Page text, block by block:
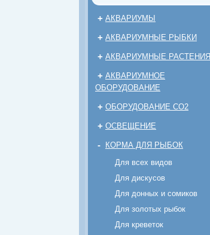
+ АКВАРИУМЫ
+ АКВАРИУМНЫЕ РЫБКИ
+ АКВАРИУМНЫЕ РАСТЕНИЯ
+ АКВАРИУМНОЕ
ОБОРУДОВАНИЕ
+ ОБОРУДОВАНИЕ CO2
+ ОСВЕЩЕНИЕ
-
КОРМА ДЛЯ РЫБОК
Для всех видов
Для дискусов
Для донных и сомиков
Для золотых рыбок
Для креветок